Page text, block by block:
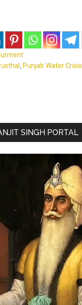
Punjab Water Crisis
SINGH PORTAL